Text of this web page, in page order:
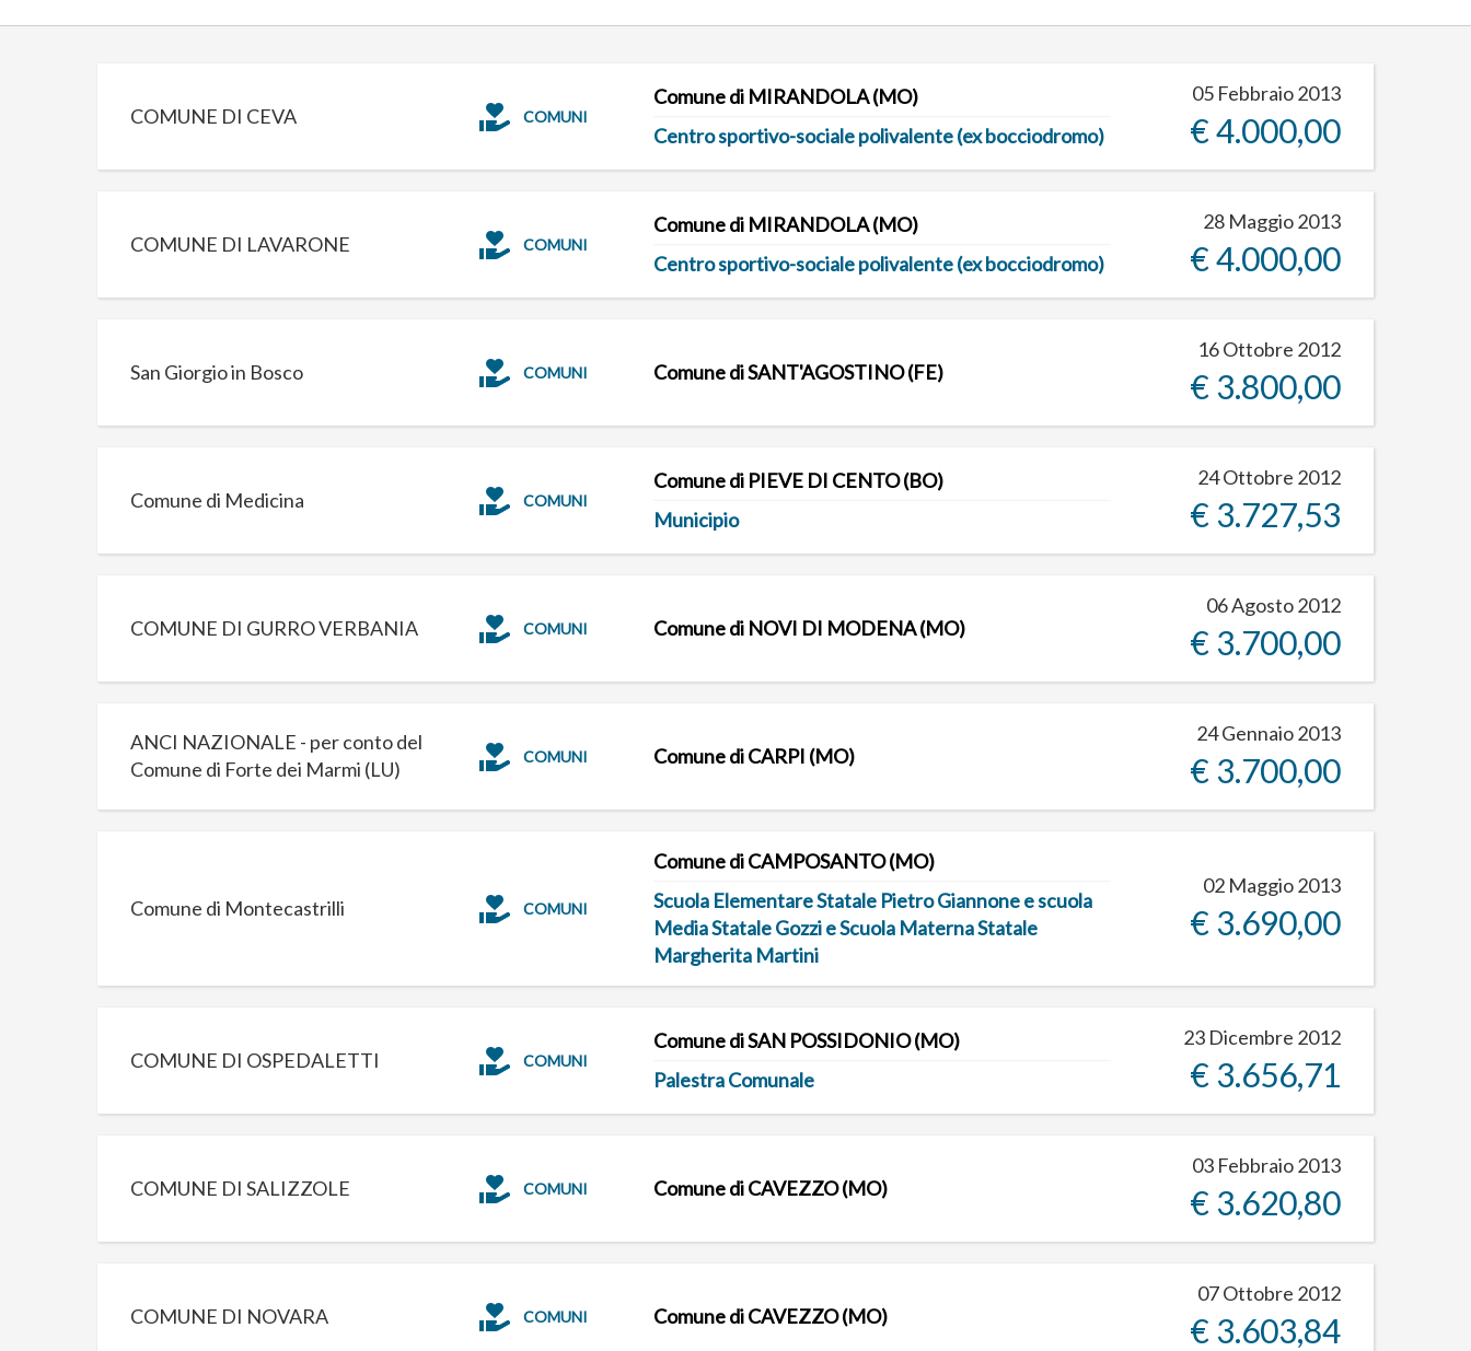
COMUNE DI CEVA COMUNI
Comune di MIRANDOLA (MO)
Centro sportivo-sociale polivalente (ex bocciodromo)
05 Febbraio 2013
€ 4.000,00
COMUNE DI LAVARONE COMUNI
Comune di MIRANDOLA (MO)
Centro sportivo-sociale polivalente (ex bocciodromo)
28 Maggio 2013
€ 4.000,00
San Giorgio in Bosco COMUNI Comune di SANT'AGOSTINO (FE)
16 Ottobre 2012
€ 3.800,00
Comune di Medicina COMUNI
Comune di PIEVE DI CENTO (BO)
Municipio
24 Ottobre 2012
€ 3.727,53
COMUNE DI GURRO VERBANIA COMUNI Comune di NOVI DI MODENA (MO)
06 Agosto 2012
€ 3.700,00
ANCI NAZIONALE - per conto del
Comune di Forte dei Marmi (LU)
COMUNI Comune di CARPI (MO)
24 Gennaio 2013
€ 3.700,00
Comune di Montecastrilli COMUNI
Comune di CAMPOSANTO (MO)
Scuola Elementare Statale Pietro Giannone e scuola
Media Statale Gozzi e Scuola Materna Statale
Margherita Martini
02 Maggio 2013
€ 3.690,00
COMUNE DI OSPEDALETTI COMUNI
Comune di SAN POSSIDONIO (MO)
Palestra Comunale
23 Dicembre 2012
€ 3.656,71
COMUNE DI SALIZZOLE COMUNI Comune di CAVEZZO (MO)
03 Febbraio 2013
€ 3.620,80
COMUNE DI NOVARA COMUNI Comune di CAVEZZO (MO)
07 Ottobre 2012
€ 3.603,84